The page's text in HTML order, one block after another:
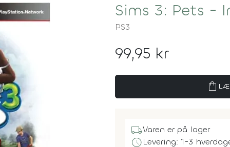
Sims 3: Pets -
PS3
99,95 kr
shopping_bag
local_shippingVaren er på lager
scheduleLevering: 1-3